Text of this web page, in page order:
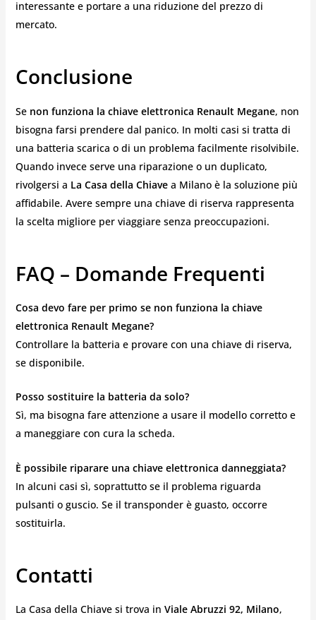
interessante e portare a una riduzione del prezzo di
mercato.
Conclusione
Se non funziona la chiave elettronica Renault Megane, non
bisogna farsi prendere dal panico. In molti casi si tratta di
una batteria scarica o di un problema facilmente risolvibile.
Quando invece serve una riparazione o un duplicato,
rivolgersi a La Casa della Chiavea Milano è la soluzione più
affidabile. Avere sempre una chiave di riserva rappresenta
la scelta migliore per viaggiare senza preoccupazioni.
FAQ – Domande Frequenti
Cosa devo fare per primo se non funziona la chiave
elettronica Renault Megane?
Controllare la batteria e provare con una chiave di riserva,
se disponibile.
Posso sostituire la batteria da solo?
Sì, ma bisogna fare attenzione a usare il modello corretto e
a maneggiare con cura la scheda.
È possibile riparare una chiave elettronica danneggiata?
In alcuni casi sì, soprattutto se il problema riguarda
pulsanti o guscio. Se il transponder è guasto, occorre
sostituirla.
Contatti
La Casa della Chiave si trova in Viale Abruzzi 92, Milano,